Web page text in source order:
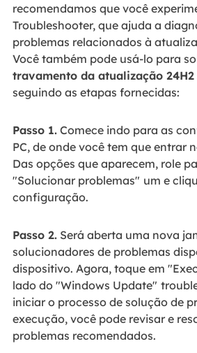
recomendamos que você
Troubleshooter, que ajuda a
problemas relacionados à
Você também pode usá-lo para
travamento da atualização 24H2
seguindo as etapas fornecidas:
Passo 1.Comece indo para as
PC, de onde você tem que entrar
Das opções que aparecem, role
"Solucionar problemas" um e
configuração.
Passo 2.Será aberta uma nova
solucionadores de problemas
dispositivo. Agora, toque em
lado do "Windows Update"
iniciar o processo de solução de
execução, você pode revisar e
problemas recomendados.